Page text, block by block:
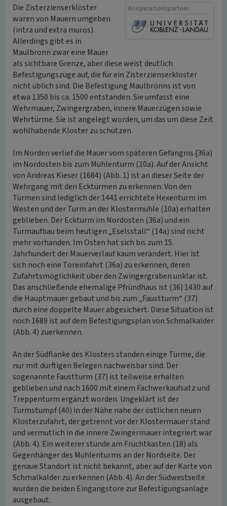
Kooperationspartner
Die Zisterzienserklöster
waren von Mauern umgeben
(intra und extra muros).
Allerdings gibt es in
Maulbronn zwar eine Mauer
als sichtbare Grenze, aber diese weist deutlich
Befestigungszüge auf, die für ein Zisterzienserkloster
nicht üblich sind. Die Befestigung Maulbronns ist von
etwa 1350 bis ca. 1500 entstanden. Sie umfasst eine
Wehrmauer, Zwingergraben, innere Mauerzügen sowie
Wehrtürme. Sie ist angelegt worden, um das um diese Zeit
wohlhabende Kloster zu schützen.
Im Norden verlief die Mauer vom späteren Gefängnis {36a)
im Nordosten bis zum Mühlenturm (10a). Auf der Ansicht
von Andreas Kieser (1684) (Abb. 1) ist an dieser Seite der
Wehrgang mit den Ecktürmen zu erkennen. Von den
Türmen sind lediglich der 1441 errichtete Hexenturm im
Westen und der Turm an der Klostermühle (10a) erhalten
geblieben. Der Eckturm im Nordosten (36a) und ein
Turmaufbau beim heutigen „Eselsstall“ (14a) sind nicht
mehr vorhanden. Im Osten hat sich bis zum 15.
Jahrhundert der Mauerverlauf kaum verändert. Hier ist
sich noch eine Toreinfahrt (36a) zu erkennen, deren
Zufahrtsmöglichkeit über den Zwingergraben unklar ist.
Das anschließende ehemalige Pfründhaus ist (36) 1430 auf
die Hauptmauer gebaut und bis zum „Faustturm“ (37)
durch eine doppelte Mauer abgesichert. Diese Situation ist
noch 1689 ist auf dem Befestigungsplan von Schmalkalder
(Abb. 4) zuerkennen.
An der Südflanke des Klosters standen einige Türme, die
nur mit dürftigen Belegen nachweisbar sind. Der
sogenannte Faustturm (37) ist teilweise erhalten
geblieben und nach 1600 mit einem Fachwerkaufsatz und
Treppenturm ergänzt worden. Ungeklärt ist der
Turmstumpf (40) in der Nähe nahe der östlichen neuen
Klosterzufahrt, der getrennt vor der Klostermauer stand
und vermutlich in die innere Zwingermauer integriert war
(Abb. 4). Ein weiterer stünde am Fruchtkasten (18) als
Gegenhänger des Mühlenturms an der Nordseite. Der
genaue Standort ist nicht bekannt, aber auf der Karte von
Schmalkalder zu erkennen (Abb. 4). An der Südwestseite
wurden die beiden Eingangstore zur Befestigungsanlage
ausgebaut.